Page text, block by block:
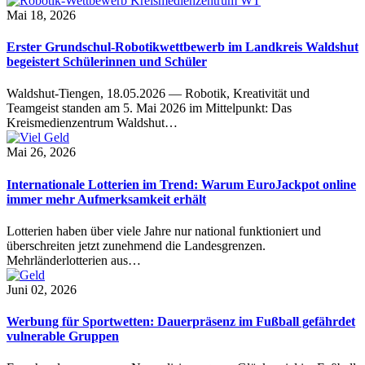
Mai 18, 2026
Erster Grundschul-Robotikwettbewerb im Landkreis Waldshut
begeistert Schülerinnen und Schüler
Waldshut-Tiengen, 18.05.2026 — Robotik, Kreativität und
Teamgeist standen am 5. Mai 2026 im Mittelpunkt: Das
Kreismedienzentrum Waldshut…
Mai 26, 2026
Internationale Lotterien im Trend: Warum EuroJackpot online
immer mehr Aufmerksamkeit erhält
Lotterien haben über viele Jahre nur national funktioniert und
überschreiten jetzt zunehmend die Landesgrenzen.
Mehrländerlotterien aus…
Juni 02, 2026
Werbung für Sportwetten: Dauerpräsenz im Fußball gefährdet
vulnerable Gruppen